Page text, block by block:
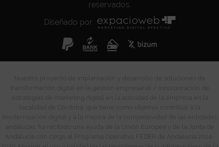
reservados.
Diseñado por